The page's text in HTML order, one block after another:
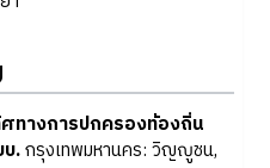
ทางการปกครองท้องถิ่น
.กรุงเทพมหานคร: วิญญูชน,